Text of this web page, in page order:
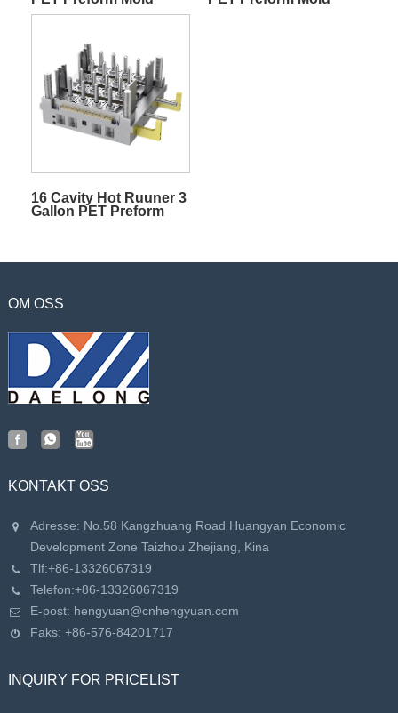
16 Cavity Hot Ruuner 3
Gallon PET Preform
OM OSS
KONTAKT OSS
Adresse: No.58 Kangzhuang Road Huangyan Economic
Development Zone Taizhou Zhejiang, Kina
Tlf:+86-13326067319
Telefon:+86-13326067319
E-post: hengyuan@cnhengyuan.com
Faks: +86-576-84201717
INQUIRY FOR PRICELIST